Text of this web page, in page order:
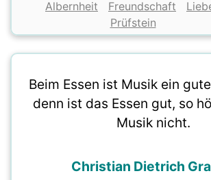
Albernheit Freundschaft
Prüfstein
Beim Essen ist Musik ein
denn ist das Essen gut, so
Musik nicht.
Christian Dietrich